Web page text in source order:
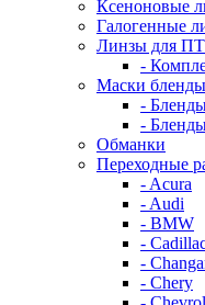
Ксеноновые
Галогенные
Линзы для
-
Маски
- Бленды
-
Обманки
Переходные
- Acura
- Audi
- BMW
-
-
- Chery